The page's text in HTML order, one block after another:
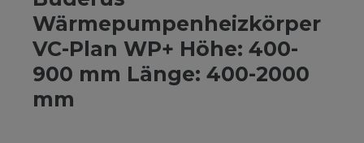
Wärmepumpenheizkörper
VC-Plan WP+ Höhe: 400-
900 mm Länge: 400-2000
mm